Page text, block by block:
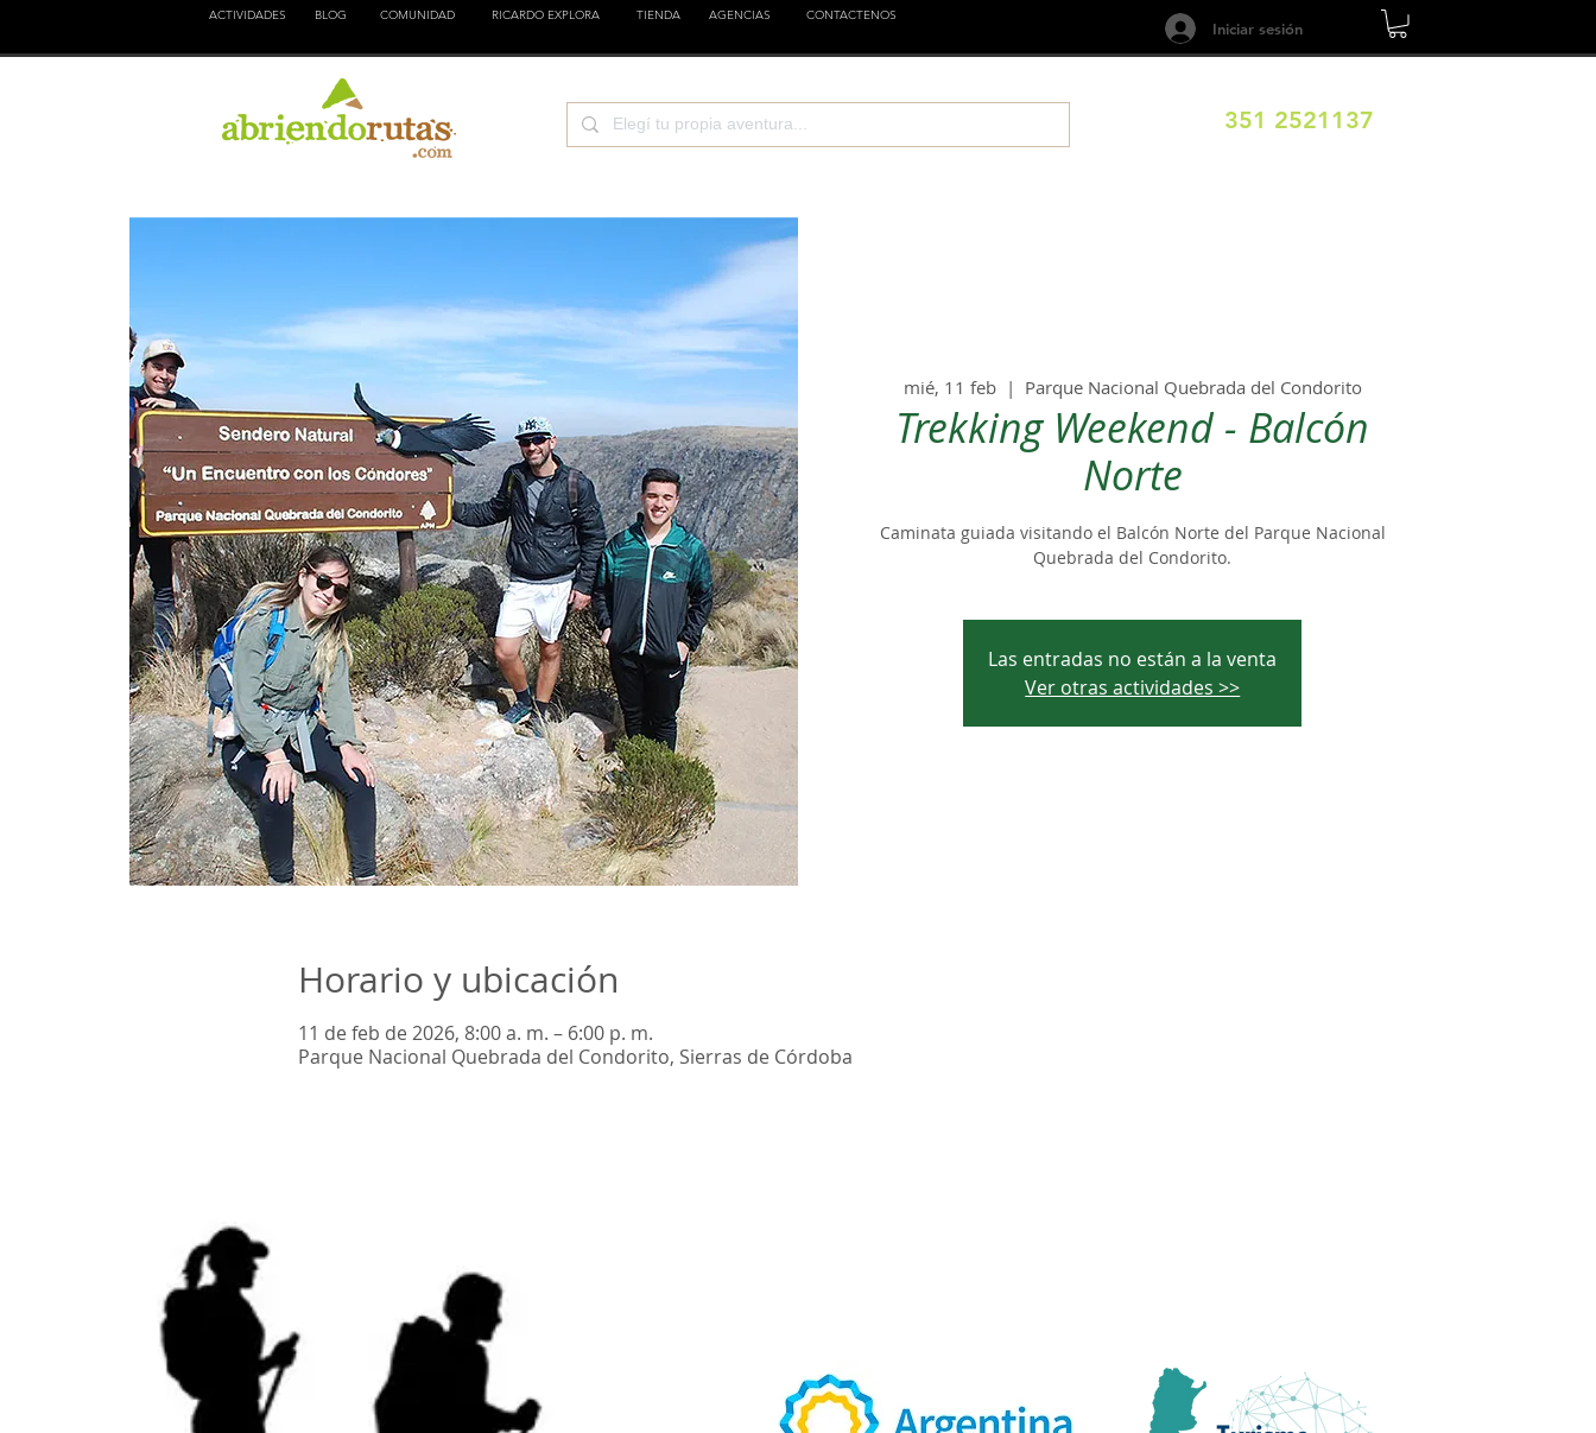
ACTIVIDADES BLOG COMUNIDAD RICARDO EXPLORA TIENDA AGENCIAS CONTACTENOS
Iniciar sesión
351 2521137
mié, 11 feb
  |
Parque Nacional Quebrada del Condorito
Trekking Weekend - Balcón
Norte
Caminata guiada visitando el Balcón Norte del Parque Nacional
Quebrada del Condorito.
Las entradas no están a la venta
Ver otras actividades >>
Horario y ubicación
11 de feb de 2026, 8:00 a. m. – 6:00 p. m.
Parque Nacional Quebrada del Condorito, Sierras de Córdoba